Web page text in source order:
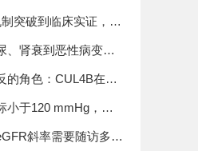
开方式
突破到临床实证，沙
高血压治疗新格局
、肾衰到恶性病变！
险全貌，临床诊疗要
的角色：CUL4B在
“护肾”——刘广义教
”
小于120 mmHg，高
！ 斜率需要随访多